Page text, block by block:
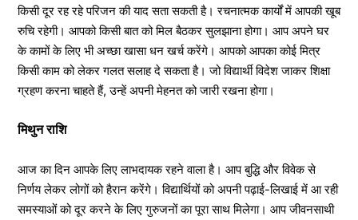
किसी दूर रह रहे परिजन की याद सता सकती है। रचनात्मक कार्यों में आपकी खूब
रुचि रहेगी। आपको किसी बात को मिल बैठकर सुलझाना होगा। आप अपने घर
के कामों के लिए भी अच्छा खासा धन खर्च करेंगे। आपको आपका कोई मित्र
किसी काम को लेकर गलत सलाह दे सकता है। जो विद्यार्थी विदेश जाकर शिक्षा
ग्रहण करना चाहते हैं, उन्हें अपनी मेहनत को जारी रखना होगा।
मिथुन राशि
आज का दिन आपके लिए लाभदायक रहने वाला है। आप बुद्धि और विवेक से
निर्णय लेकर लोगों को हैरान करेंगे। विद्यार्थियों को अपनी पढ़ाई-लिखाई में आ रही
समस्याओं को दूर करने के लिए गुरुजनों का पूरा साथ मिलेगा। आप जीवनसाथी